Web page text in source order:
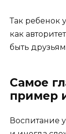
Так ребенок
как
быть
Самое
пример
Воспитание